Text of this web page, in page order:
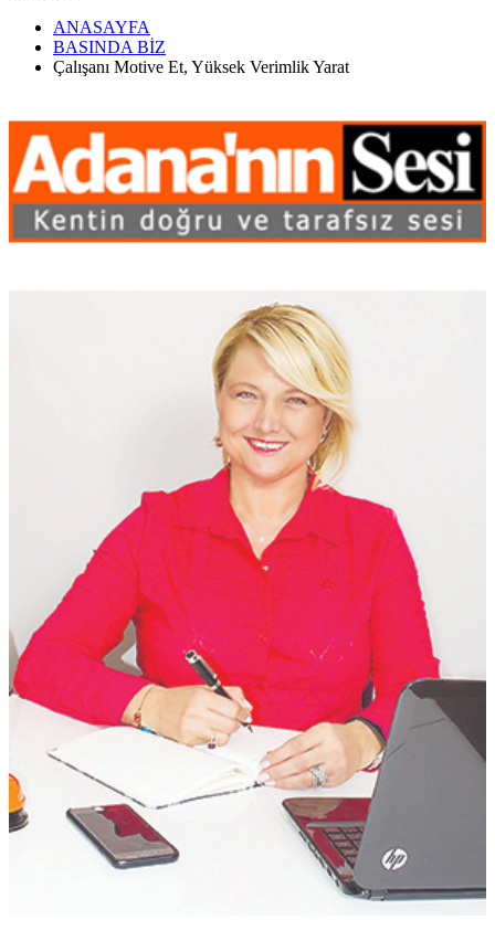
ANASAYFA
BASINDA BİZ
Çalışanı Motive Et, Yüksek Verimlik Yarat